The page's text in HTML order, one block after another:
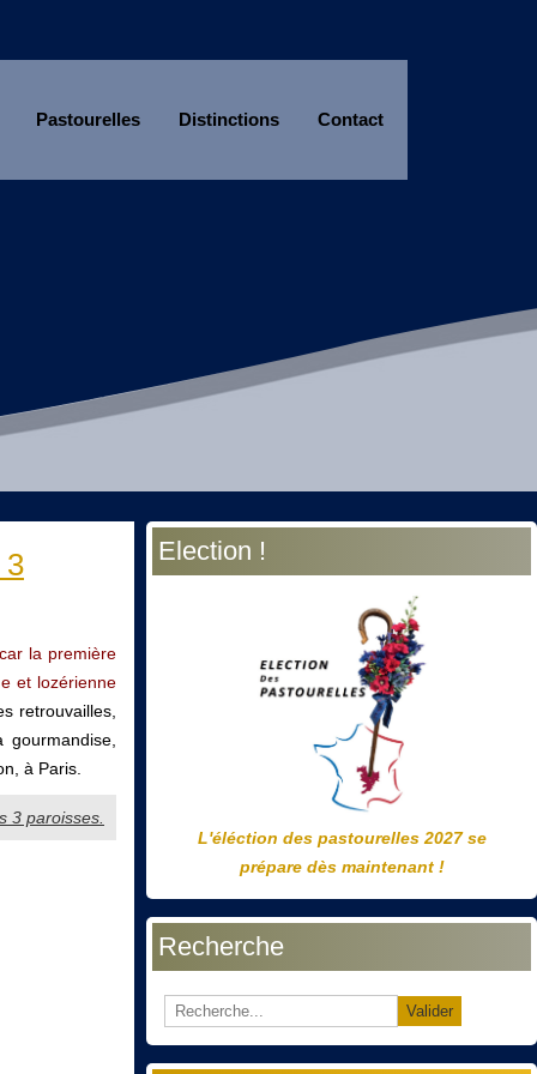
Pastourelles Distinctions Contact
3
la première
et lozérienne
retrouvailles,
à Paris.
3 paroisses.
Election !
L'éléction des pastourelles 2027 se
prépare dès maintenant !
Recherche
Valider
Année
précédente
Mois
précédent
Année
suivante
Mois
suivant